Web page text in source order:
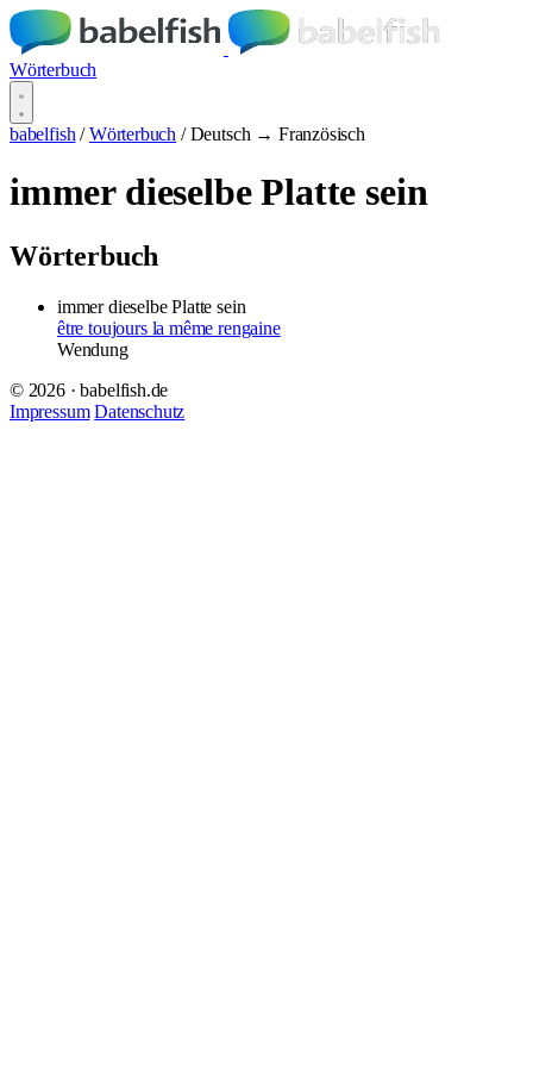
Wörterbuch
babelfish / Wörterbuch / Deutsch → Französisch
immer dieselbe Platte sein
Wörterbuch
immer dieselbe Platte sein
être toujours la même rengaine
Wendung
© 2026 · babelfish.de
Impressum Datenschutz